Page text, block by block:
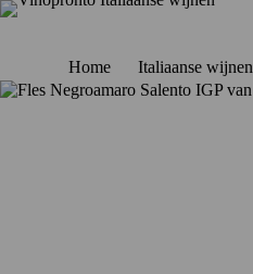
Ga
Home
Italiaanse wijnen